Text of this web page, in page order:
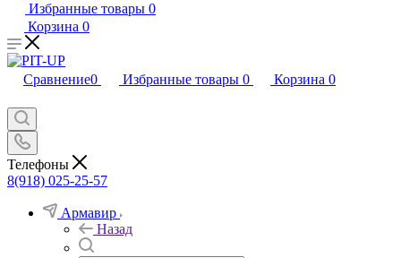
Избранные товары 0
Корзина 0
Сравнение0 Избранные товары 0 Корзина 0
Телефоны
8(918) 025-25-57
Армавир
Назад